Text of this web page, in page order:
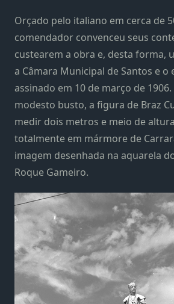
Orçado pelo italiano em cerca de
comendador convenceu seus
custearem a obra e, desta forma,
a Câmara Municipal de Santos e o
assinado em 10 de março de
modesto busto, a figura de Braz
medir dois metros e meio de
totalmente em mármore de
imagem desenhada na aquarela
Roque Gameiro.